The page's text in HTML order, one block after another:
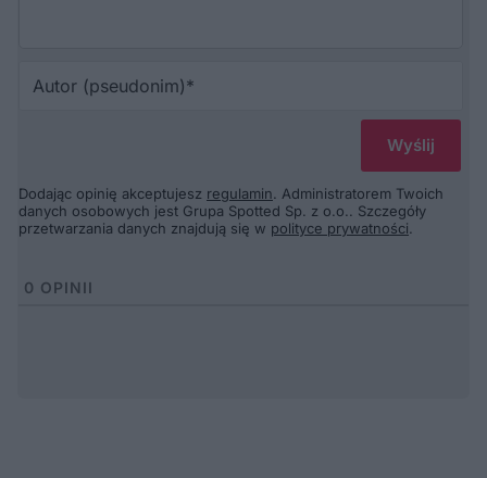
Dodając opinię akceptujesz regulamin. Administratorem Twoich
danych osobowych jest Grupa Spotted Sp. z o.o.. Szczegóły
przetwarzania danych znajdują się w polityce prywatności.
0 OPINII